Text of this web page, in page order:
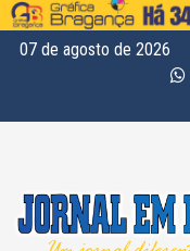
07 de agosto de 2026